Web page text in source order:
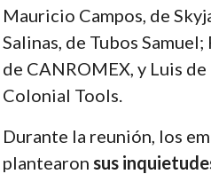
Mauricio Campos, de
Salinas, de Tubos
de CANROMEX, y Luis
Colonial Tools.
Durante la reunión, los
plantearon sus